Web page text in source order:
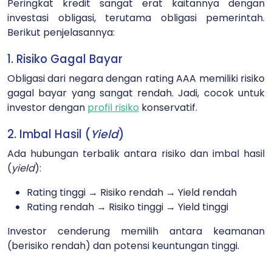
Peringkat kredit sangat erat kaitannya dengan
investasi obligasi, terutama obligasi pemerintah.
Berikut penjelasannya:
1. Risiko Gagal Bayar
Obligasi dari negara dengan rating AAA memiliki risiko
gagal bayar yang sangat rendah. Jadi, cocok untuk
investor dengan profil risiko konservatif.
2. Imbal Hasil (Yield)
Ada hubungan terbalik antara risiko dan imbal hasil
(yield):
Rating tinggi → Risiko rendah → Yield rendah
Rating rendah → Risiko tinggi → Yield tinggi
Investor cenderung memilih antara keamanan
(berisiko rendah) dan potensi keuntungan tinggi.